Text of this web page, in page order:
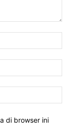
di browser ini